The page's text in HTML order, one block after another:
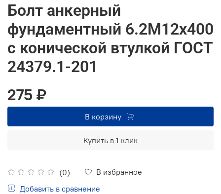
Болт анкерный
фундаментный 6.2М12х400
с конической втулкой ГОСТ
24379.1-201
(0)
В избранное
Добавить в сравнение
275 ₽
В корзину
Купить в 1 клик